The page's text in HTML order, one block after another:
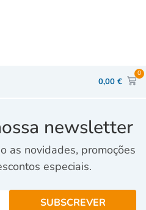
0,00 €
0
newsletter
as novidades, promoções
especiais.